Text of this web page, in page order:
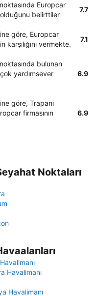
Europcar
olduğunu belirttiler
7.7
göre, Europcar
karşılığını vermekte.
7.1
bulunan
çok yardımsever
6.9
göre, Trapani
firmasının
6.9
Noktaları
Havalimanı
Havalimanı